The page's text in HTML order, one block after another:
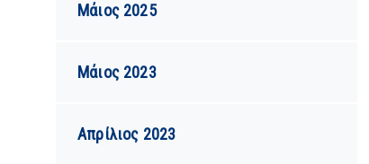
Μάιος 2025
Μάιος 2023
Απρίλιος 2023